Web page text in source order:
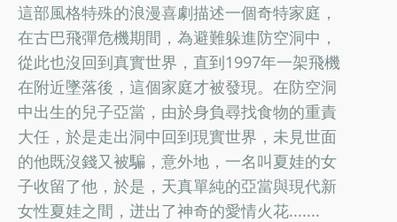
這部風格特殊的浪漫喜劇描述一個奇特家庭，
在古巴飛彈危機期間，為避難躲進防空洞中，
從此也沒回到真實世界，直到1997年一架飛機
在附近墜落後，這個家庭才被發現。在防空洞
中出生的兒子亞當，由於身負尋找食物的重責
大任，於是走出洞中回到現實世界，未見世面
的他既沒錢又被騙，意外地，一名叫夏娃的女
子收留了他，於是，天真單純的亞當與現代新
女性夏娃之間，迸出了神奇的愛情火花.......